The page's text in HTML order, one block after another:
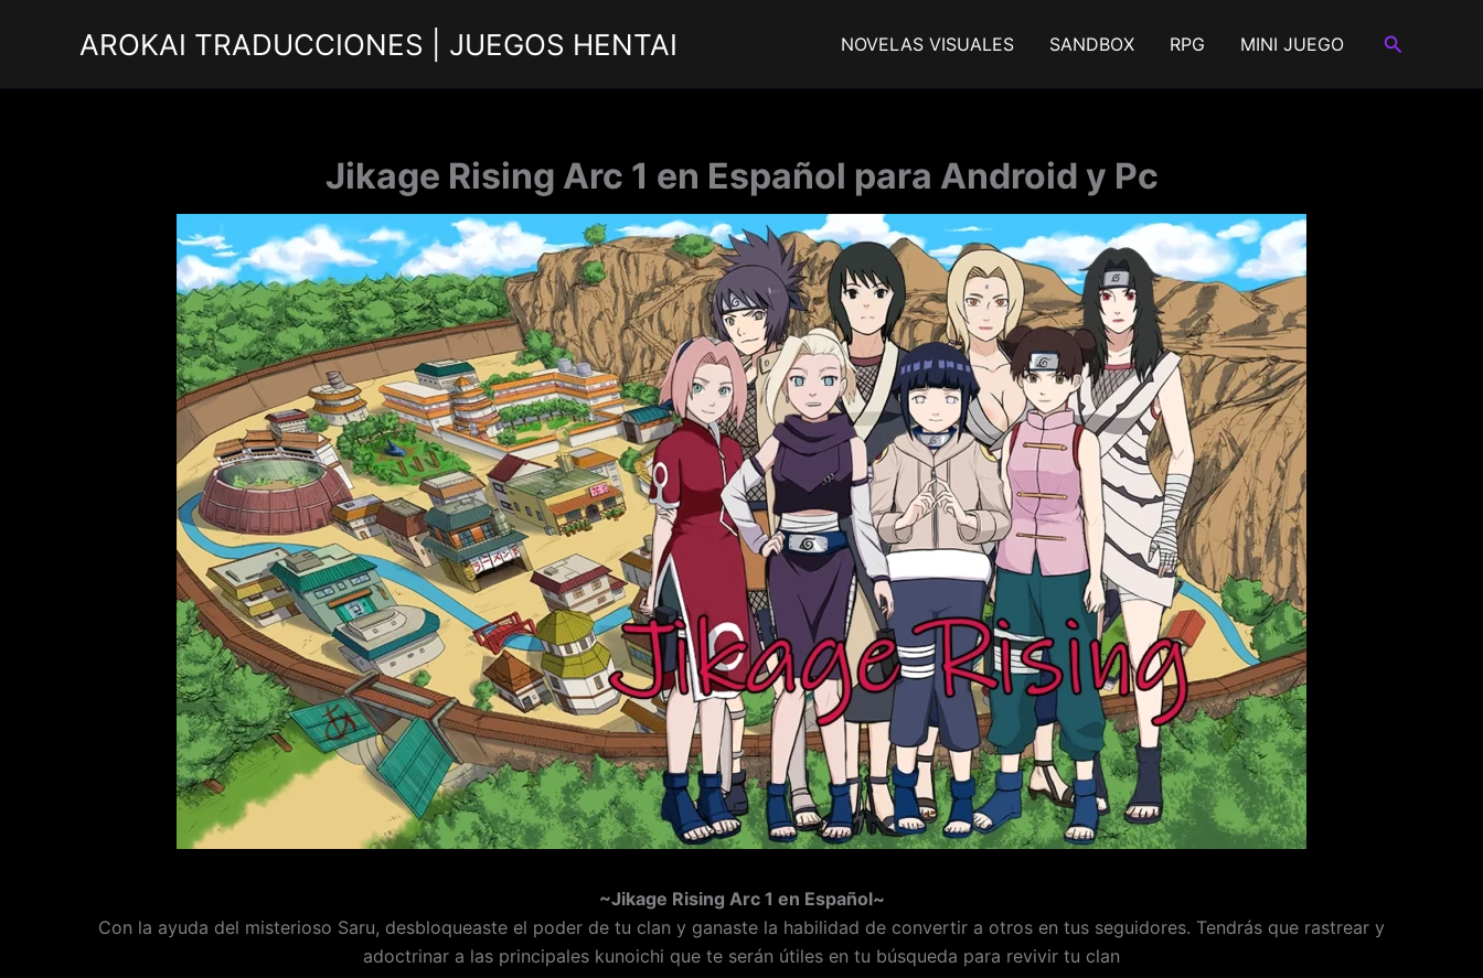
AROKAI TRADUCCIONES | JUEGOS HENTAI NOVELAS VISUALES SANDBOX RPG MINI JUEGO Buscar
Jikage Rising Arc 1 en Español para Android y Pc
~Jikage Rising Arc 1 en Español~
Con la ayuda del misterioso Saru, desbloqueaste el poder de tu clan y ganaste la habilidad de convertir a otros en tus seguidores. Tendrás que rastrear y
adoctrinar a las principales kunoichi que te serán útiles en tu búsqueda para revivir tu clan